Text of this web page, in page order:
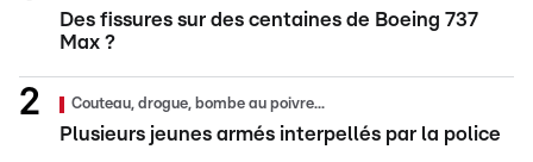
Des fissures sur des centaines de Boeing 737
Max ?
Couteau, drogue, bombe au poivre...
Plusieurs jeunes armés interpellés par la police